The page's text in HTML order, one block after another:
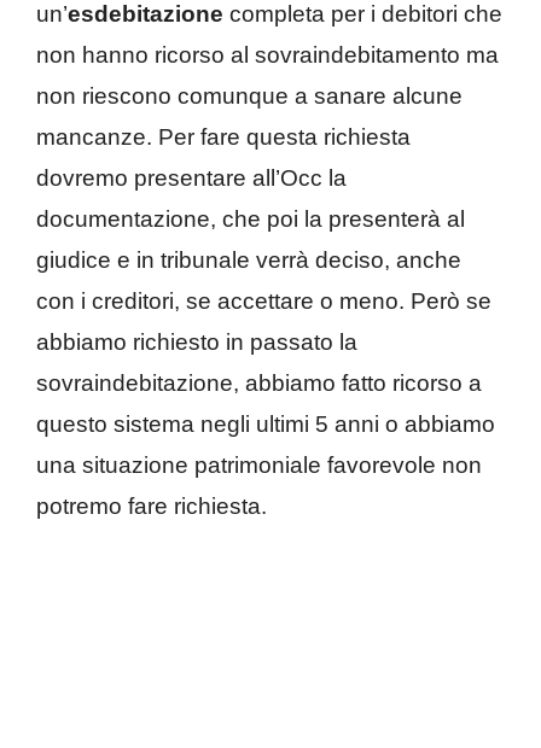
un’esdebitazione completa per i debitori che
non hanno ricorso al sovraindebitamento ma
non riescono comunque a sanare alcune
mancanze. Per fare questa richiesta
dovremo presentare all’Occ la
documentazione, che poi la presenterà al
giudice e in tribunale verrà deciso, anche
con i creditori, se accettare o meno. Però se
abbiamo richiesto in passato la
sovraindebitazione, abbiamo fatto ricorso a
questo sistema negli ultimi 5 anni o abbiamo
una situazione patrimoniale favorevole non
potremo fare richiesta.